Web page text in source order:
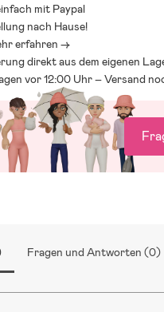
mit Paypal
nach Hause!
erfahren ->
direkt aus dem eigenen
vor 12:00 Uhr – Versand
Fragen und Antworten (0)